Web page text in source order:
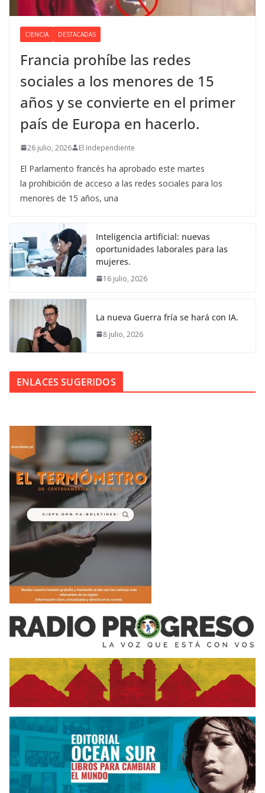
CIENCIA DESTACADAS
Francia prohíbe las redes
sociales a los menores de 15
años y se convierte en el primer
país de Europa en hacerlo.
26 julio, 2026 El Independiente
El Parlamento francés ha aprobado este martes
la prohibición de acceso a las redes sociales para los
menores de 15 años, una
Inteligencia artificial: nuevas
oportunidades laborales para las
mujeres.
16 julio, 2026
La nueva Guerra fría se hará con IA.
8 julio, 2026
ENLACES SUGERIDOS